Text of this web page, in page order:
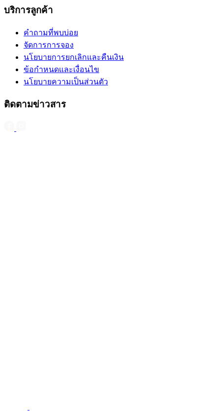
บริการลูกค้า
คำถามที่พบบ่อย
จัดการการจอง
นโยบายการยกเลิกและคืนเงิน
ข้อกำหนดและเงื่อนไข
นโยบายความเป็นส่วนตัว
ติดตามข่าวสาร